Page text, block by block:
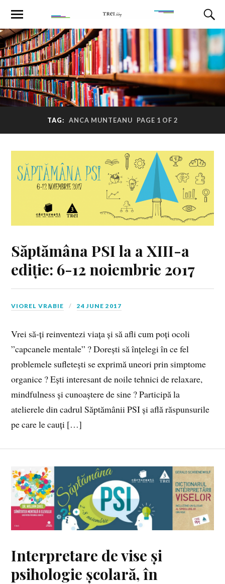
TAG: ANCA MUNTEANU PAGE 1 OF 2
Săptămâna PSI la a XIII-a
ediție: 6-12 noiembrie 2017
VIOREL VRABIE 24 JUNE 2017
Vrei să-ți reinventezi viața și să afli cum poți ocoli
”capcanele mentale” ? Dorești să înțelegi în ce fel
problemele sufletești se exprimă uneori prin simptome
organice ? Ești interesant de noile tehnici de relaxare,
mindfulness și cunoaștere de sine ? Participă la
atelierele din cadrul Săptămânii PSI și află răspunsurile
pe care le cauți […]
Interpretare de vise și
psihologie școlară, în